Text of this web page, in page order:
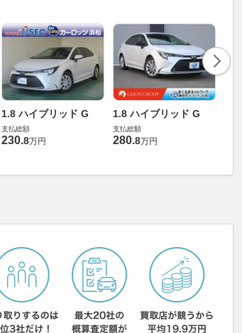
1.8 ハイブリッド G
支払総額
230.8万円
1.8 ハイブリッド G
支払総額
280.8万円